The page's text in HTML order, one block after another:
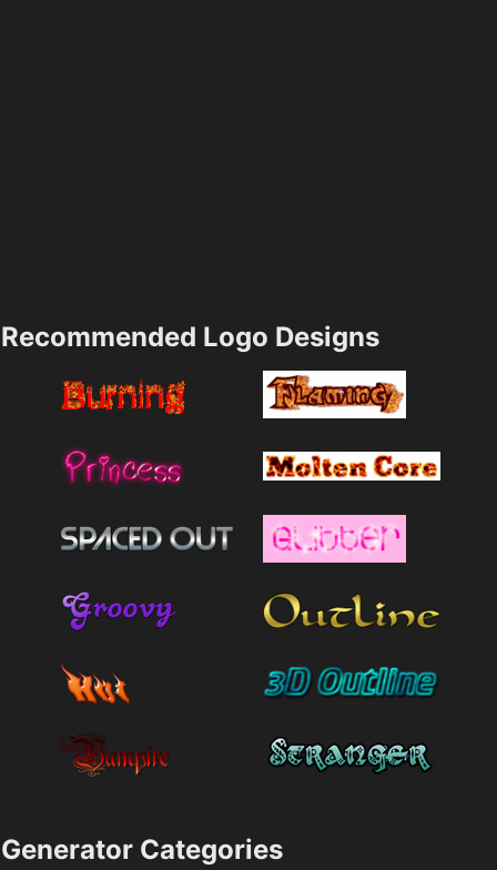
Recommended Logo Designs
Generator Categories